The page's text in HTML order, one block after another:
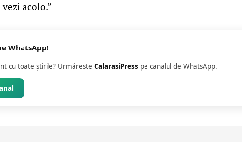
vezi acolo.”
WhatsApp!
cu toate știrile? Urmăreste CalarasiPress pe canalul de WhatsApp.